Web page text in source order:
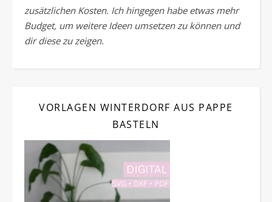
zusätzlichen Kosten. Ich hingegen habe etwas mehr
Budget, um weitere Ideen umsetzen zu können und
dir diese zu zeigen.
VORLAGEN WINTERDORF AUS PAPPE
BASTELN